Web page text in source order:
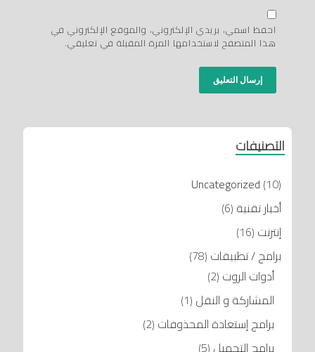
احفظ اسمي، بريدي الإلكتروني، والموقع الإلكتروني في
هذا المتصفح لاستخدامها المرة المقبلة في تعليقي.
التصنيفات
Uncategorized (10)
أخبار تقنية (6)
إنترنت (16)
برامج / تطبيقات (78)
أدوات الروت (2)
المشاركة و النقل (1)
برامج إستعادة المحذوفات (2)